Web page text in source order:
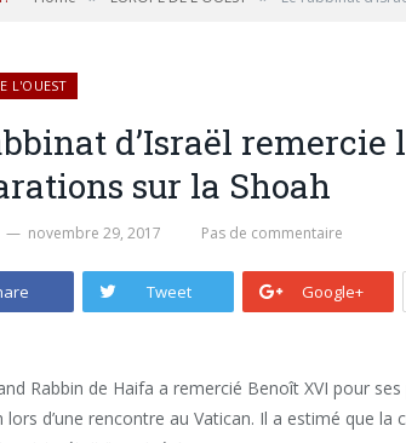
L'OUEST
d’Israël remercie
sur la Shoah
novembre 29, 2017 Pas de commentaire
Tweet Google+
Rabbin de Haifa a remercié Benoît XVI pour
lors d’une rencontre au Vatican. Il a estimé que la